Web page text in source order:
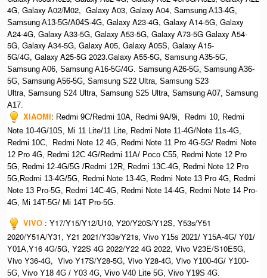
4G, Galaxy A02/M02, Galaxy A03, Galaxy A04, Samsung A13-4G,
Samsung A13-5G/A04S-4G, Galaxy A23-4G, Galaxy A14-5G, Galaxy
A24-4G, Galaxy A33-5G, Galaxy A53-5G, Galaxy A73-5G Galaxy A54-
5G, Galaxy A34-5G, Galaxy A05, Galaxy A05S, Galaxy A15-
5G/4G, Galaxy A25-5G 2023.Galaxy A55-5G, Samsung A35-5G,
Samsung A06, Samsung A16-5G/4G. Samsung A26-5G, Samsung A36-
5G, Samsung A56-5G, Samsung S22 Ultra, Samsung S23
Ultra, Samsung S24 Ultra, Samsung S25 Ultra, Samsung A07, Samsung
A17.
XIAOMI: Redmi 9C/Redmi 10A, Redmi 9A/9i, Redmi 10, Redmi
Note 10-4G/10S, Mi 11 Lite/11 Lite, Redmi Note 11-4G/Note 11s-4G,
Redmi 10C, Redmi Note 12 4G, Redmi Note 11 Pro 4G-5G/ Redmi Note
12 Pro 4G, Redmi 12C 4G/Redmi 11A/ Poco C55, Redmi Note 12 Pro
5G, Redmi 12-4G/5G /Redmi 12R, Redmi 13C-4G, Redmi Note 12 Pro
5G,Redmi 13-4G/5G, Redmi Note 13-4G, Redmi Note 13 Pro 4G, Redmi
Note 13 Pro-5G, Redmi 14C-4G, Redmi Note 14-4G, Redmi Note 14 Pro-
4G, Mi 14T-5G/ Mi 14T Pro-5G.
VIVO : Y17/Y15/Y12/U10, Y20/Y20S/Y12S, Y53s/Y51
2020/Y51A/Y31, Y21 2021/Y33s/Y21s, Vivo Y15s 2021/ Y15A-4G/ Y01/
Y01A,Y16 4G/5G, Y22S 4G 2022/Y22 4G 2022, Vivo V23E/S10E5G,
Vivo Y36-4G, Vivo Y17S/Y28-5G, Vivo Y28-4G, Vivo Y100-4G/ Y100-
5G, Vivo Y18 4G / Y03 4G, Vivo V40 Lite 5G, Vivo Y19S 4G.